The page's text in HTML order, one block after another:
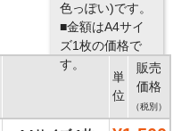
色っぽい)です。
■金額はA4サイ
ズ1枚の価格で
す。
単
位
販売
価格
（税別）